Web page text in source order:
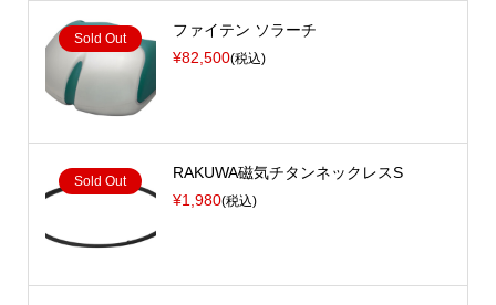
Sold Out
ファイテン ソラーチ
¥82,500(税込)
Sold Out
RAKUWA磁気チタンネックレスS
¥1,980(税込)